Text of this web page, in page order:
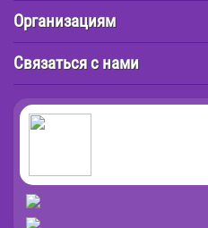
Организациям
Связаться с нами